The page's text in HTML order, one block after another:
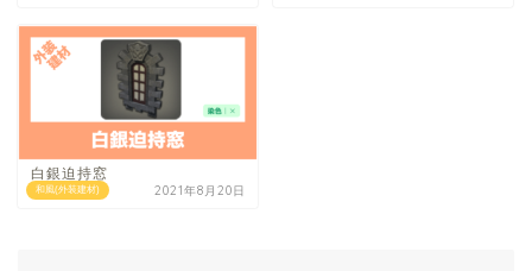
和風(外装建材)
白銀迫持窓
2021年8月20日